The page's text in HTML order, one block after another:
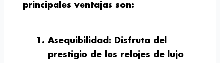
principales ventajas son:
Asequibilidad : Disfruta del
prestigio de los relojes de lujo